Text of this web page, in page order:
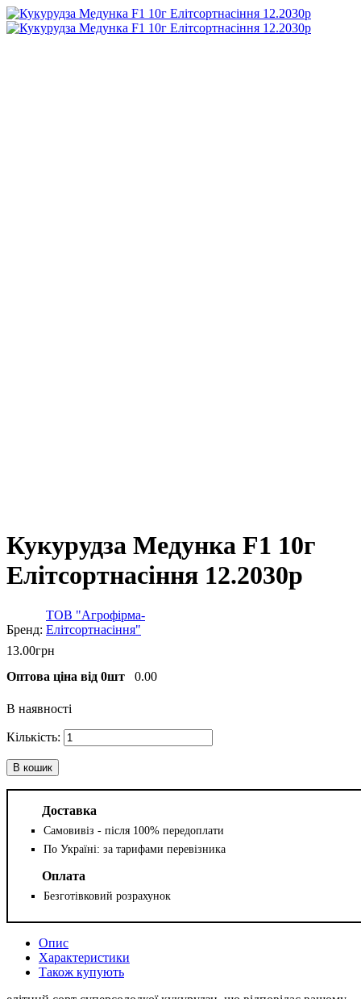
Кукурудза Медунка F1 10г
Елітсортнасіння 12.2030р
ТОВ "Агрофірма-
Елітсортнасіння"
13.00грн
Оптова ціна від 0шт
0.00
В наявності
В кошик
Доставка
Самовивіз - після 100% передоплати
По Україні: за тарифами перевізника
Оплата
Безготівковий розрахунок
Опис
Характеристики
Також купують